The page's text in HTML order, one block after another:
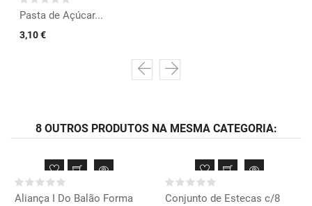
Pasta de Açúcar...
3,10 €
8 OUTROS PRODUTOS NA MESMA CATEGORIA:
Aliança I Do Balão Forma Conjunto de Estecas c/8